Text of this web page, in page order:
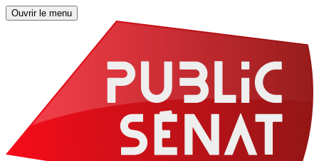
Ouvrir le menu